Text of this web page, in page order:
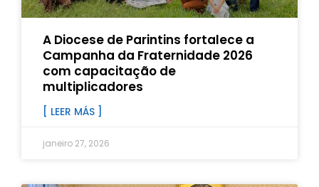
A Diocese de Parintins fortalece a
Campanha da Fraternidade 2026
com capacitação de
multiplicadores
[ LEER MÁS ]
janeiro 27, 2026